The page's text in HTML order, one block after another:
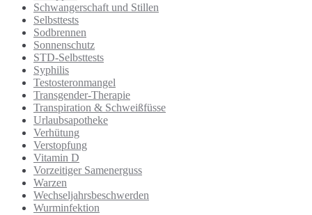
Schwangerschaft und Stillen
Selbsttests
Sodbrennen
Sonnenschutz
STD-Selbsttests
Syphilis
Testosteronmangel
Transgender-Therapie
Transpiration & Schweißfüsse
Urlaubsapotheke
Verhütung
Verstopfung
Vitamin D
Vorzeitiger Samenerguss
Warzen
Wechseljahrsbeschwerden
Wurminfektion